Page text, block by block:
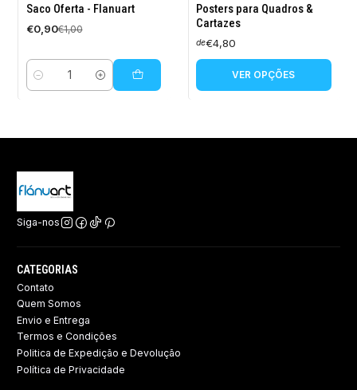
-10%
DESCONTO
Saco Oferta - Flanuart
€0,90€1,00
Quantidade
Posters para Quadros &
Cartazes
de€4,80
VER OPÇÕES
Siga-nos
CATEGORIAS
Contato
Quem Somos
Envio e Entrega
Termos e Condições
Politica de Expedição e Devolução ​
Política de Privacidade